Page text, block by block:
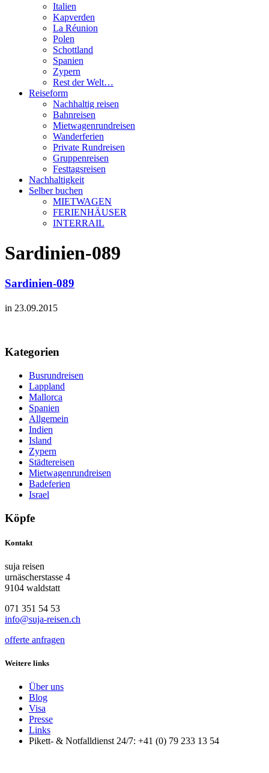
Italien
Kapverden
La Réunion
Polen
Schottland
Spanien
Zypern
Rest der Welt…
Reiseform
Nachhaltig reisen
Bahnreisen
Mietwagenrundreisen
Wanderferien
Private Rundreisen
Gruppenreisen
Festtagsreisen
Nachhaltigkeit
Selber buchen
MIETWAGEN
FERIENHÄUSER
INTERRAIL
Sardinien-089
Sardinien-089
in 23.09.2015
Kategorien
Busrundreisen
Lappland
Mallorca
Spanien
Allgemein
Indien
Island
Zypern
Städtereisen
Mietwagenrundreisen
Badeferien
Israel
Köpfe
Kontakt
suja reisen
urnäscherstasse 4
9104 waldstatt
071 351 54 53
info@suja-reisen.ch
offerte anfragen
Weitere links
Über uns
Blog
Visa
Presse
Links
Pikett- & Notfalldienst 24/7: +41 (0) 79 233 13 54